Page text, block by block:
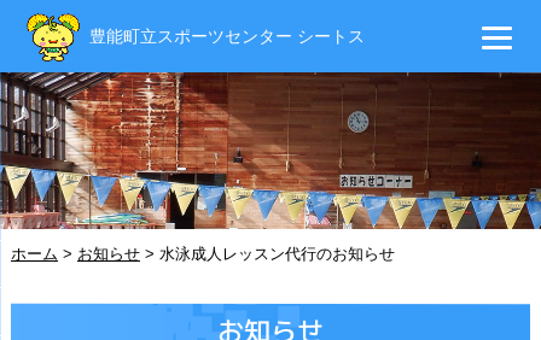
ホーム > お知らせ> 水泳成人レッスン代行のお知らせ
お知らせ
豊能町立スポーツセンター シートス